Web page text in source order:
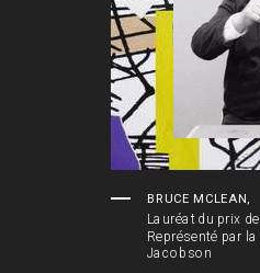
BRUCE MCLEAN,
Lauréat du prix
Représenté par
Jacobson